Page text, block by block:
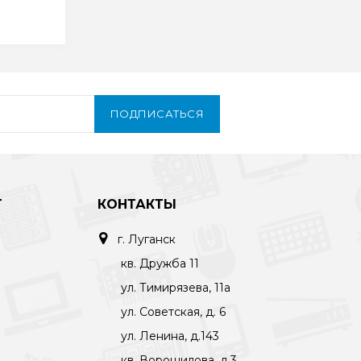
ПОДПИСАТЬСЯ
КОНТАКТЫ
г. Луганск
кв. Дружба 11
ул. Тимирязева, 11а
ул. Советская, д. 6
ул. Ленина, д.143